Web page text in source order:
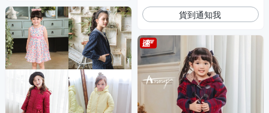
貨到通知我